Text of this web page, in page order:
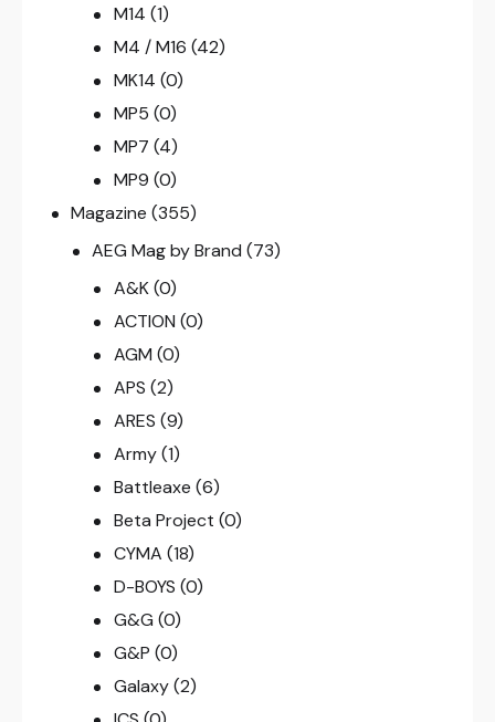
M14 (1)
M4 / M16 (42)
MK14 (0)
MP5 (0)
MP7 (4)
MP9 (0)
Magazine (355)
AEG Mag by Brand (73)
A&K (0)
ACTION (0)
AGM (0)
APS (2)
ARES (9)
Army (1)
Battleaxe (6)
Beta Project (0)
CYMA (18)
D-BOYS (0)
G&G (0)
G&P (0)
Galaxy (2)